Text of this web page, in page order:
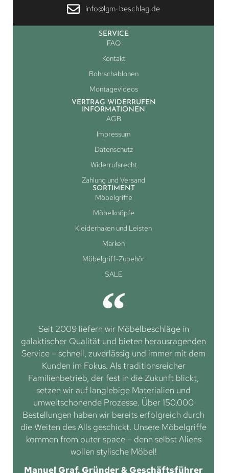
info@lgm-beschlag.de
SERVICE
FAQ
Kontakt
Bohrschablonen
Montagevideos
VERTRAG WIDERRUFEN
INFORMATIONEN
AGB
Impressum
Datenschutz
Widerrufsrecht
Zahlung und Versand
SORTIMENT
Möbelgriffe
Möbelknöpfe
Kleiderhaken und Leisten
Marken
Möbelgriff-Zubehör
SALE
Seit 2009 liefern wir Möbelbeschläge in
galaktischer Qualität und bieten herausragenden
Service – schnell, zuverlässig und immer mit dem
Kunden im Fokus. Als traditionsreicher
Familienbetrieb, der fest in die Zukunft blickt,
setzen wir auf langlebige Materialien und
umweltschonende Prozesse. Über 150.000
Bestellungen haben wir bereits erfolgreich durch
die Weiten des Alls geschickt. Unsere Möbelgriffe
kommen from outer space – denn selbst Aliens
wollen stylische Möbel!
Manuel Graf, Gründer & Geschäftsführer